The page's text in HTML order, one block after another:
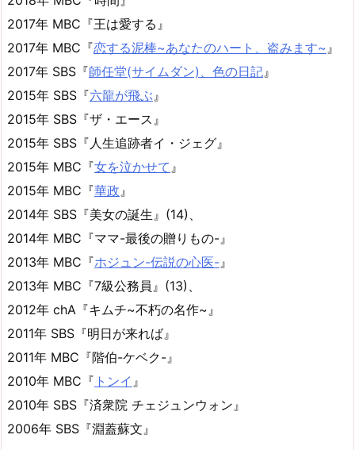
2017年 MBC『王は愛する』
2017年 MBC『恋する泥棒~あなたのハート、盗みます~ 』
2017年 SBS『師任堂(サイムダン)、色の日記』
2015年 SBS『六龍が飛ぶ』
2015年 SBS『ザ・エース』
2015年 SBS『人生追跡者イ・ジェグ』
2015年 MBC『女を泣かせて 』
2015年 MBC『華政』
2014年 SBS『美女の誕生』(14)、
2014年 MBC『ママ-最後の贈りもの-』
2013年 MBC『ホジュン-伝説の心医-』
2013年 MBC『7級公務員』(13)、
2012年 chA『キムチ~不朽の名作~』
2011年 SBS『明日が来れば』
2011年 MBC『階伯-ケベク-』
2010年 MBC『 トンイ 』
2010年 SBS『済衆院 チェジュンウォン』
2006年 SBS『淵蓋蘇文』